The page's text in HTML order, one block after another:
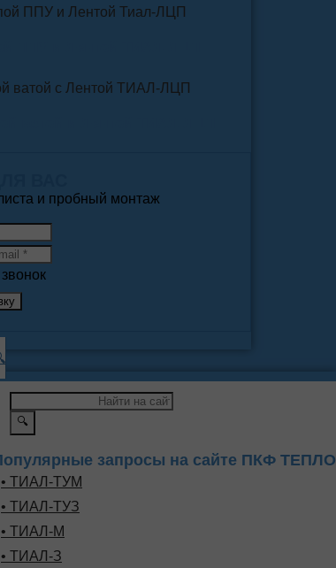
и пробный монтаж
🔍
запросы на сайте ПКФ ТЕПЛО
• ТИАЛ-ТУМ
• ТИАЛ-ТУЗ
• ТИАЛ-М
• ТИАЛ-З